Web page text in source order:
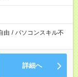
由 / パソコンスキル不
詳細へ